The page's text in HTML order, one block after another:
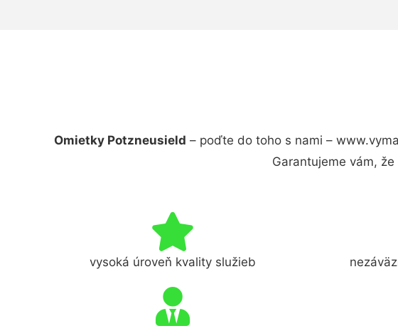
Omietky Potzneusield – poďte do toho s nami –
Garantujeme vám,
vysoká úroveň kvality služieb